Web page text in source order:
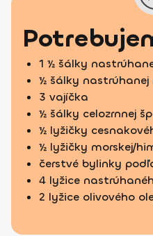
1 ½ šálky
½ šálky nastrúhanej
3 vajíčka
½ šálky celozrnnej
½ lyžičky
½ lyžičky morskej/
čerstvé bylinky
4 lyžice
2 lyžice olivového